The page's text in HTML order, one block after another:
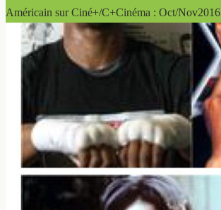
Américain sur Ciné+/C+Cinéma : Oct/Nov2016